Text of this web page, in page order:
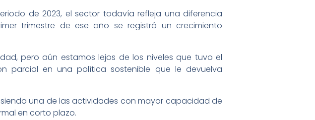
de 2023, el sector todavía refleja una diferencia
trimestre de ese año se registró un crecimiento
pero aún estamos lejos de los niveles que tuvo el
parcial en una política sostenible que le devuelva
una de las actividades con mayor capacidad de
en corto plazo.